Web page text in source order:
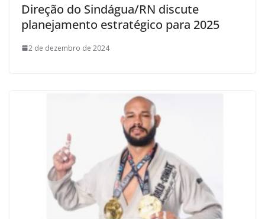
Direção do Sindágua/RN discute
planejamento estratégico para 2025
2 de dezembro de 2024